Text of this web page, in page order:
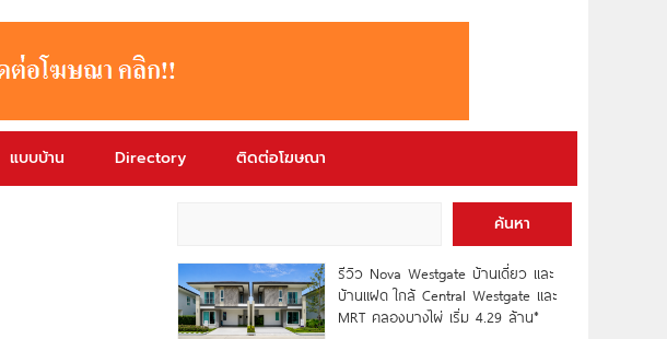
แบบบ้าน Directory ติดต่อโฆษณา
ค้นหา
รีวิว Nova Westgate บ้านเดี่ยว และ
บ้านแฝด ใกล้ Central Westgate และ
MRT คลองบางไผ่ เริ่ม 4.29 ล้าน*